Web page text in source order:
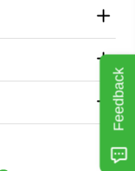
Feedback